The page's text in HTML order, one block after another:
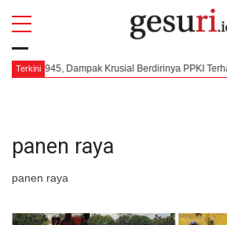
TerkiniDampak Krusial Berdirinya PPKI Terhadap
panen raya
panen raya
All